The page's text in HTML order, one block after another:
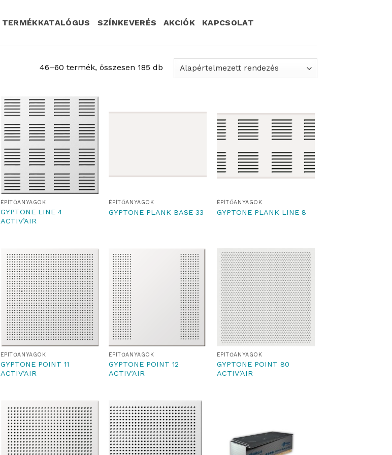
TERMÉKKATALÓGUS SZÍNKEVERÉS AKCIÓK KAPCSOLAT
46–60 termék, összesen 185 db
ÉPÍTŐANYAGOK
GYPTONE LINE 4
ACTIV’AIR
ÉPÍTŐANYAGOK
GYPTONE PLANK BASE 33
ÉPÍTŐANYAGOK
GYPTONE PLANK LINE 8
ÉPÍTŐANYAGOK
GYPTONE POINT 11
ACTIV’AIR
ÉPÍTŐANYAGOK
GYPTONE POINT 12
ACTIV’AIR
ÉPÍTŐANYAGOK
GYPTONE POINT 80
ACTIV’AIR